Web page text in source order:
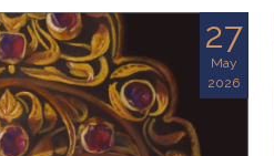
27
May
2026